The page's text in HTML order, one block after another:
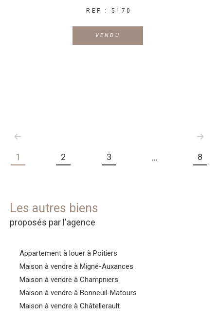
REF : 5170
VENDU
1 2 3 ... 8
Les autres biens
proposés par l'agence
Appartement à louer à Poitiers
Maison à vendre à Migné-Auxances
Maison à vendre à Champniers
Maison à vendre à Bonneuil-Matours
Maison à vendre à Châtellerault